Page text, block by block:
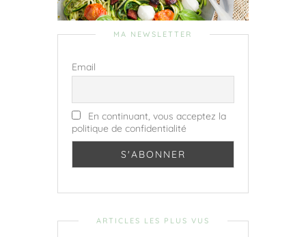
MA NEWSLETTER
Email
En continuant, vous acceptez la
politique de confidentialité
ARTICLES LES PLUS VUS